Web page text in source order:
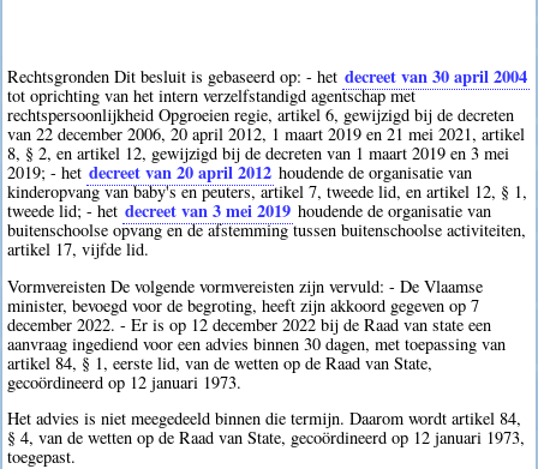
Rechtsgronden Dit besluit is gebaseerd op: - het decreet van 30 april 2004
tot oprichting van het intern verzelfstandigd agentschap met
rechtspersoonlijkheid Opgroeien regie, artikel 6, gewijzigd bij de decreten
van 22 december 2006, 20 april 2012, 1 maart 2019 en 21 mei 2021, artikel
8, § 2, en artikel 12, gewijzigd bij de decreten van 1 maart 2019 en 3 mei
2019; - het decreet van 20 april 2012 houdende de organisatie van
kinderopvang van baby's en peuters, artikel 7, tweede lid, en artikel 12, § 1,
tweede lid; - het decreet van 3 mei 2019 houdende de organisatie van
buitenschoolse opvang en de afstemming tussen buitenschoolse activiteiten,
artikel 17, vijfde lid.
Vormvereisten De volgende vormvereisten zijn vervuld: - De Vlaamse
minister, bevoegd voor de begroting, heeft zijn akkoord gegeven op 7
december 2022. - Er is op 12 december 2022 bij de Raad van state een
aanvraag ingediend voor een advies binnen 30 dagen, met toepassing van
artikel 84, § 1, eerste lid, van de wetten op de Raad van State,
gecoördineerd op 12 januari 1973.
Het advies is niet meegedeeld binnen die termijn. Daarom wordt artikel 84,
§ 4, van de wetten op de Raad van State, gecoördineerd op 12 januari 1973,
toegepast.